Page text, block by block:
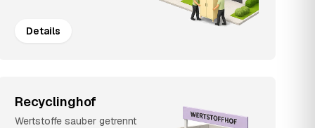
Details
Recyclinghof
Wertstoffe sauber getrennt